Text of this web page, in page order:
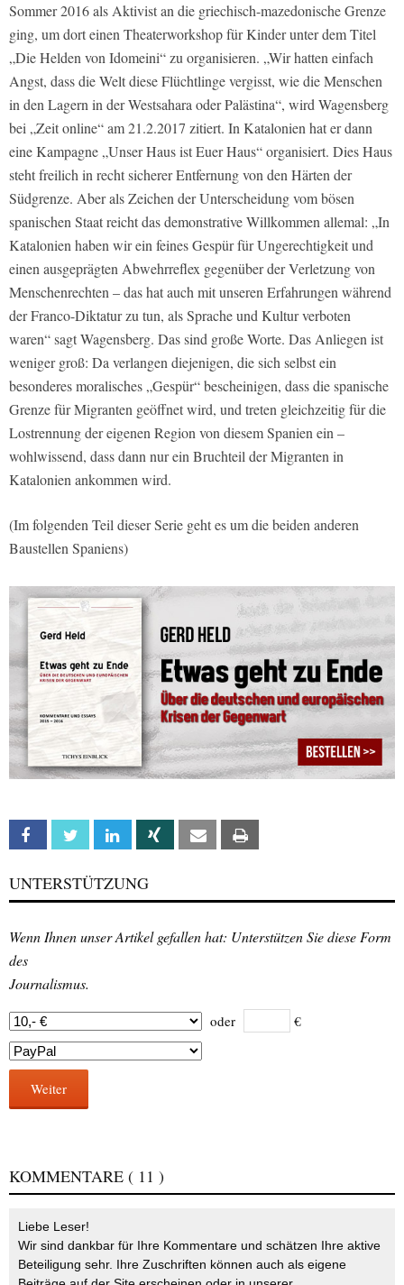
Sommer 2016 als Aktivist an die griechisch-mazedonische Grenze
ging, um dort einen Theaterworkshop für Kinder unter dem Titel
„Die Helden von Idomeini“ zu organisieren. „Wir hatten einfach
Angst, dass die Welt diese Flüchtlinge vergisst, wie die Menschen
in den Lagern in der Westsahara oder Palästina“, wird Wagensberg
bei „Zeit online“ am 21.2.2017 zitiert. In Katalonien hat er dann
eine Kampagne „Unser Haus ist Euer Haus“ organisiert. Dies Haus
steht freilich in recht sicherer Entfernung von den Härten der
Südgrenze. Aber als Zeichen der Unterscheidung vom bösen
spanischen Staat reicht das demonstrative Willkommen allemal: „In
Katalonien haben wir ein feines Gespür für Ungerechtigkeit und
einen ausgeprägten Abwehrreflex gegenüber der Verletzung von
Menschenrechten – das hat auch mit unseren Erfahrungen während
der Franco-Diktatur zu tun, als Sprache und Kultur verboten
waren“ sagt Wagensberg. Das sind große Worte. Das Anliegen ist
weniger groß: Da verlangen diejenigen, die sich selbst ein
besonderes moralisches „Gespür“ bescheinigen, dass die spanische
Grenze für Migranten geöffnet wird, und treten gleichzeitig für die
Lostrennung der eigenen Region von diesem Spanien ein –
wohlwissend, dass dann nur ein Bruchteil der Migranten in
Katalonien ankommen wird.
(Im folgenden Teil dieser Serie geht es um die beiden anderen
Baustellen Spaniens)
Facebook Twitter Linkedin Xing Email
UNTERSTÜTZUNG
Wenn Ihnen unser Artikel gefallen hat: Unterstützen Sie diese Form
des
Journalismus.
oder €
Weiter
KOMMENTARE ( 11 )
Liebe Leser!
Wir sind dankbar für Ihre Kommentare und schätzen Ihre aktive
Beteiligung sehr. Ihre Zuschriften können auch als eigene